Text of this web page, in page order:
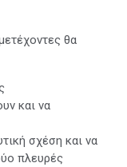
θα
και να
σχέση και να
πλευρές